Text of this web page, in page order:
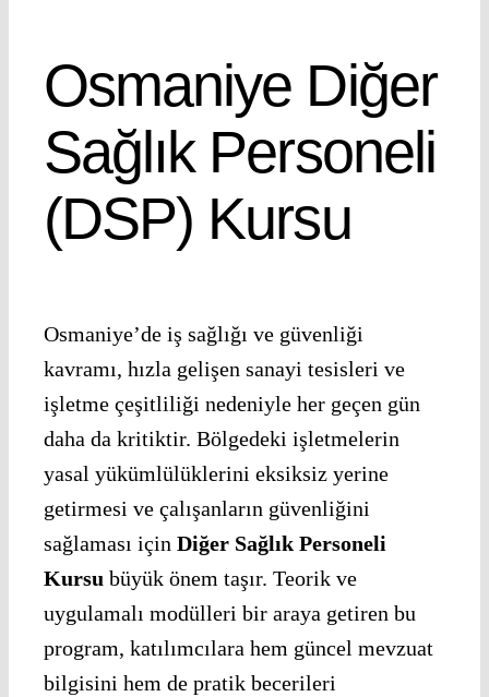
Osmaniye Diğer
Sağlık Personeli
(DSP) Kursu
Osmaniye’de iş sağlığı ve güvenliği
kavramı, hızla gelişen sanayi tesisleri ve
işletme çeşitliliği nedeniyle her geçen gün
daha da kritiktir. Bölgedeki işletmelerin
yasal yükümlülüklerini eksiksiz yerine
getirmesi ve çalışanların güvenliğini
sağlaması için Diğer Sağlık Personeli
Kursu büyük önem taşır. Teorik ve
uygulamalı modülleri bir araya getiren bu
program, katılımcılara hem güncel mevzuat
bilgisini hem de pratik becerileri